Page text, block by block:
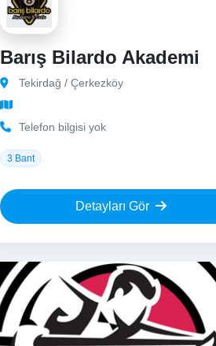
Barış Bilardo Akademi
Tekirdağ / Çerkezköy
Telefon bilgisi yok
3 Bant
Detayları Gör